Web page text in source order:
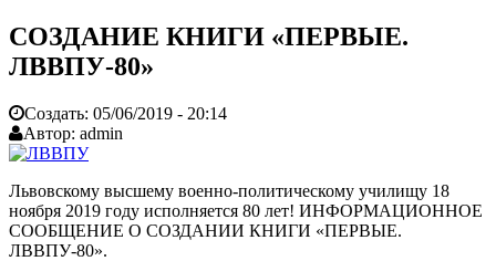
СОЗДАНИЕ КНИГИ «ПЕРВЫЕ.
ЛВВПУ-80»
Создать: 05/06/2019 - 20:14
Автор: admin
Львовскому высшему военно-политическому училищу 18
ноября 2019 году исполняется 80 лет! ИНФОРМАЦИОННОЕ
СООБЩЕНИЕ О СОЗДАНИИ КНИГИ «ПЕРВЫЕ.
ЛВВПУ-80».